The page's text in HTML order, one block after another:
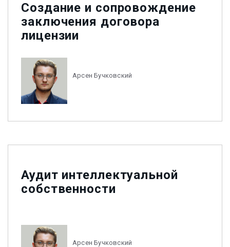
Создание и сопровождение
заключения договора
лицензии
Арсен Бучковский
Аудит интеллектуальной
собственности
Арсен Бучковский